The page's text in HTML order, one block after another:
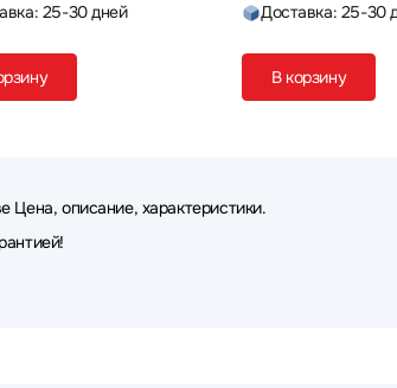
25-30 дней Доставка: 25-30
В корзину
Цена, описание, характеристики.